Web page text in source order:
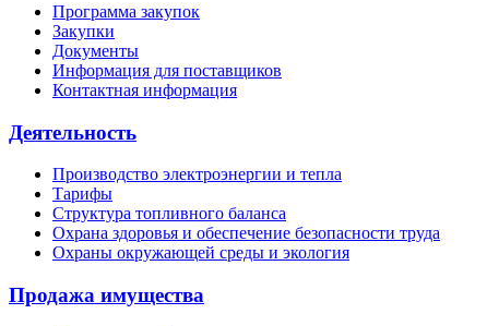
Программа закупок
Закупки
Документы
Информация для поставщиков
Контактная информация
Деятельность
Производство электроэнергии и тепла
Тарифы
Структура топливного баланса
Охрана здоровья и обеспечение безопасности труда
Охраны окружающей среды и экология
Продажа имущества